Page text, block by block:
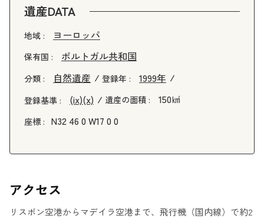
遺産DATA
地域 : ヨーロッパ
保有国 : ポルトガル共和国
分類 : 自然遺産 登録年 : 1999年
登録基準 : (ix)(x) 遺産の面積 : 150㎢
座標 : N32 46 0 W17 0 0
アクセス
リスボン空港からマデイラ空港まで、飛行機（国内線）で約2